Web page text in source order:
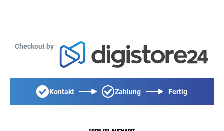
Checkout by
Kontakt Zahlung Fertig